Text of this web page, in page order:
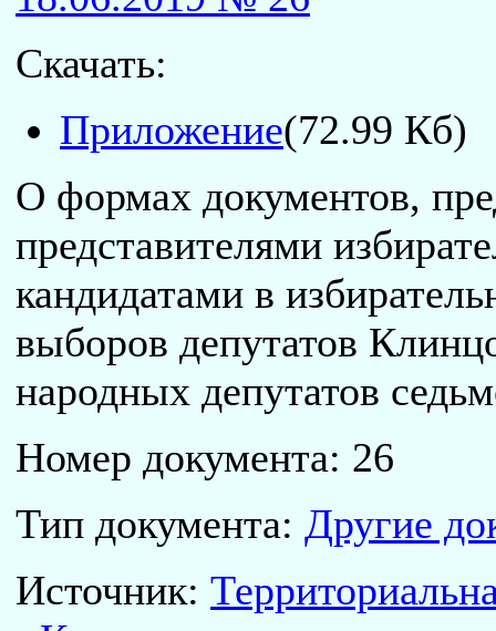
Скачать:
Приложение(72.99 Кб)
О формах документов,
представителями
кандидатами в
выборов депутатов
народных депутатов
Номер документа: 26
Тип документа: Другие
Источник: